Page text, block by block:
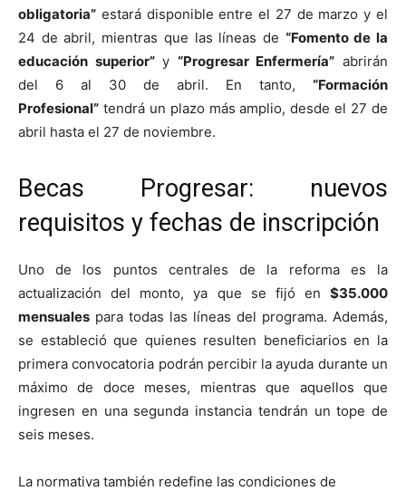
obligatoria” estará disponible entre el 27 de marzo y el
24 de abril, mientras que las líneas de “Fomento de la
educación superior”y “Progresar Enfermería” abrirán
del 6 al 30 de abril. En tanto, “Formación
Profesional” tendrá un plazo más amplio, desde el 27 de
abril hasta el 27 de noviembre.
Becas Progresar: nuevos
requisitos y fechas de inscripción
Uno de los puntos centrales de la reforma es la
actualización del monto, ya que se fijó en $35.000
mensuales para todas las líneas del programa. Además,
se estableció que quienes resulten beneficiarios en la
primera convocatoria podrán percibir la ayuda durante un
máximo de doce meses, mientras que aquellos que
ingresen en una segunda instancia tendrán un tope de
seis meses.
La normativa también redefine las condiciones de